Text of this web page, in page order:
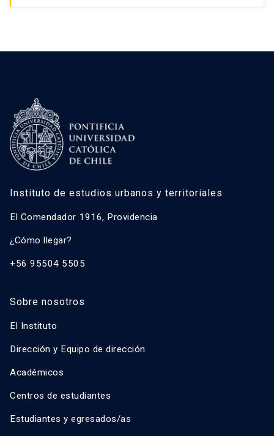
Instituto de estudios urbanos y territoriales
El Comendador 1916, Providencia
¿Cómo llegar?
+56 95504 5505
Sobre nosotros
El Instituto
Dirección y Equipo de dirección
Académicos
Centros de estudiantes
Estudiantes y egresados/as